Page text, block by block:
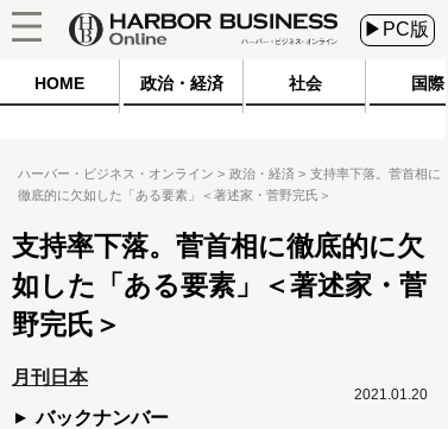
▶PC版
HOME 政治・経済 社会 国際
ハーバー・ビジネス・オンライン 政治・経済
支持率下落。菅首相に
徹底的に欠如した「ある要素」＜著述家・菅野完氏＞
支持率下落。菅首相に徹底的に欠
如した「ある要素」＜著述家・菅
野完氏＞
月刊日本
バックナンバー
2021.01.20